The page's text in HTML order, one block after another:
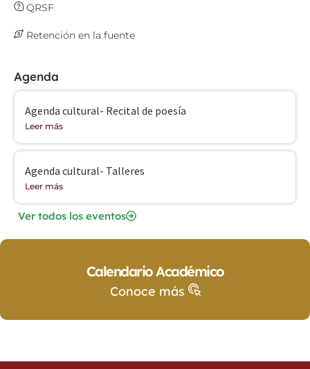
QRSF
Retención en la fuente
Agenda
Agenda cultural- Recital de poesía
Leer más
Agenda cultural- Talleres
Leer más
Ver todos los eventos
Calendario Académico
Conoce más